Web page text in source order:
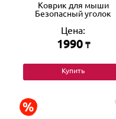
Коврик для мыши
Безопасный уголок
Цена:
1990 ₸
Купить